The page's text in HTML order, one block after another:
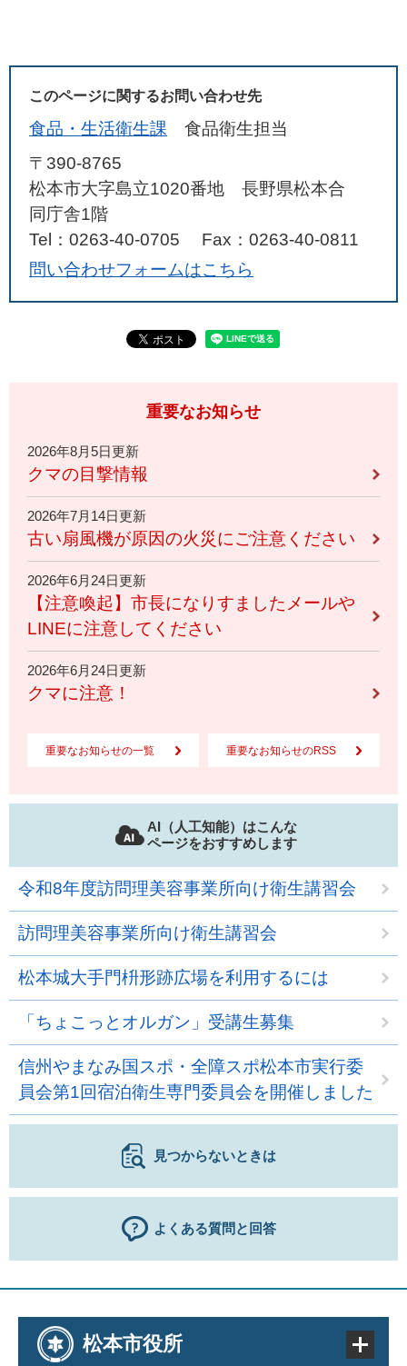
このページに関するお問い合わせ先
食品・生活衛生課
食品衛生担当
〒390-8765
松本市大字島立1020番地 長野県松本合
同庁舎1階
Tel：0263-40-0705
Fax：0263-40-0811
問い合わせフォームはこちら
重要なお知らせ
2026年8月5日更新
クマの目撃情報
2026年7月14日更新
古い扇風機が原因の火災にご注意ください
2026年6月24日更新
【注意喚起】市長になりすましたメールや
LINEに注意してください
2026年6月24日更新
クマに注意！
重要なお知らせの一覧 重要なお知らせのRSS
AI（人工知能）はこんな
ページをおすすめします
令和8年度訪問理美容事業所向け衛生講習会
訪問理美容事業所向け衛生講習会
松本城大手門枡形跡広場を利用するには
「ちょこっとオルガン」受講生募集
信州やまなみ国スポ・全障スポ松本市実行委
員会第1回宿泊衛生専門委員会を開催しました
見つからないときは
よくある質問と回答
松本市役所